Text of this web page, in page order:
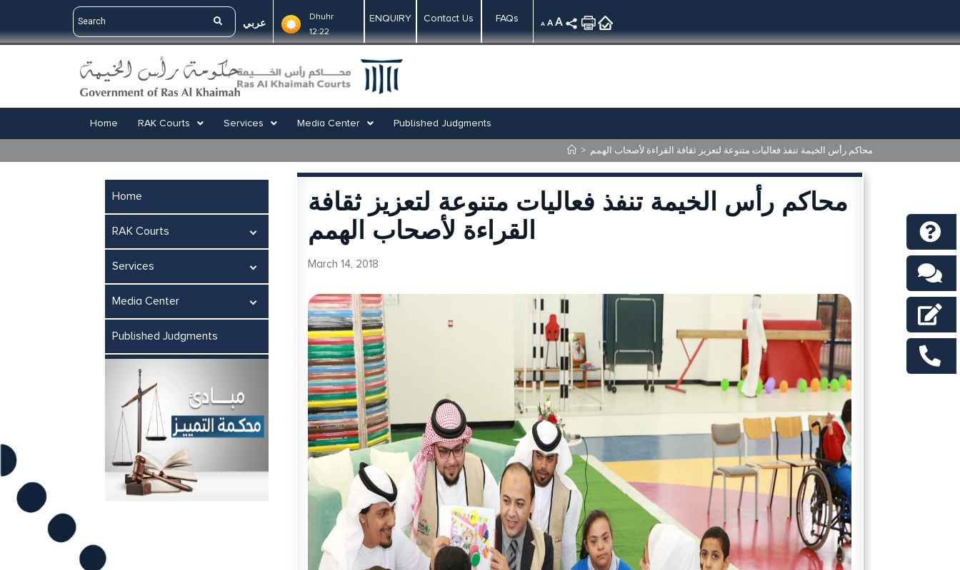
عربي
Dhuhr
12:22
ENQUIRY Contact Us FAQs A A A
Home RAK Courts Services Media Center Published Judgments
> محاكم رأس الخيمة تنفذ فعاليات متنوعة لتعزيز ثقافة القراءة لأصحاب الهمم
Home
RAK Courts
Services
Media Center
Published Judgments
محاكم رأس الخيمة تنفذ فعاليات متنوعة لتعزيز ثقافة
القراءة لأصحاب الهمم
March 14, 2018